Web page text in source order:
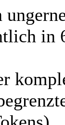
in